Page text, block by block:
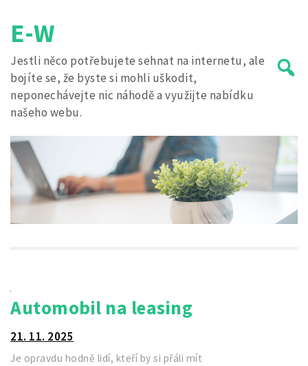
content
E-W
Jestli něco potřebujete sehnat na internetu, ale
bojíte se, že byste si mohli uškodit,
neponechávejte nic náhodě a využijte nabídku
našeho webu.
Search
for:
Automobil na leasing
21. 11. 2025
Je opravdu hodně lidí, kteří by si přáli mít